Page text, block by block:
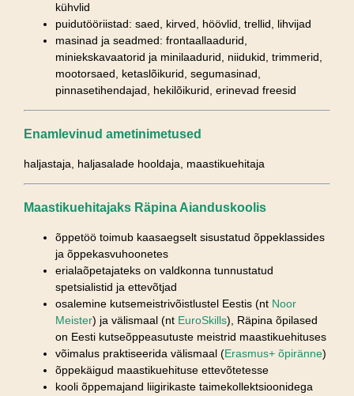
kühvlid
puidutööriistad: saed, kirved, höövlid, trellid, lihvijad
masinad ja seadmed: frontaallaadurid,
miniekskavaatorid ja minilaadurid, niidukid, trimmerid,
mootorsaed, ketaslõikurid, segumasinad,
pinnasetihendajad, hekilõikurid, erinevad freesid
Enamlevinud ametinimetused
haljastaja, haljasalade hooldaja, maastikuehitaja
Maastikuehitajaks Räpina Aianduskoolis
õppetöö toimub kaasaegselt sisustatud õppeklassides
ja õppekasvuhoonetes
erialaõpetajateks on valdkonna tunnustatud
spetsialistid ja ettevõtjad
osalemine kutsemeistrivõistlustel Eestis (nt Noor
Meister) ja välismaal (nt EuroSkills), Räpina õpilased
on Eesti kutseõppeasutuste meistrid maastikuehituses
võimalus praktiseerida välismaal (Erasmus+ õpiränne)
õppekäigud maastikuehituse ettevõtetesse
kooli õppemajand liigirikaste taimekollektsioonidega